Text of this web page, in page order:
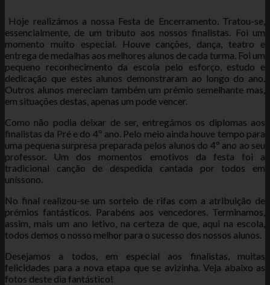
Hoje realizámos a nossa Festa de Encerramento. Tratou-se,
essencialmente, de um tributo aos nossos finalistas. Foi um
momento muito especial. Houve canções, dança, teatro e
entrega de medalhas aos melhores alunos de cada turma. Foi um
pequeno reconhecimento da escola pelo esforço, estudo e
dedicação que estes alunos demonstraram ao longo do ano.
Outros alunos mereciam também um prémio semelhante mas,
em situações destas, apenas um pode vencer.
Como não podia deixar de ser, entregámos os diplomas aos
finalistas da Pré e do 4º ano. Pelo meio ainda houve tempo para
uma pequena surpresa preparada pelos alunos do 4º ano ao seu
professor. Um dos momentos emotivos da festa foi a
tradicional canção de despedida cantada por todos em
uníssono.
No final realizou-se um sorteio de rifas com a atribuição de
prémios fantásticos. Parabéns aos vencedores. Terminamos,
assim, mais um ano letivo, na certeza de que, aqui na escola,
todos demos o nosso melhor para o sucesso dos nossos alunos.
Desejamos a todos, em especial aos finalistas, muitas
felicidades para a nova etapa que se avizinha. Veja abaixo as
fotos deste dia fantástico!